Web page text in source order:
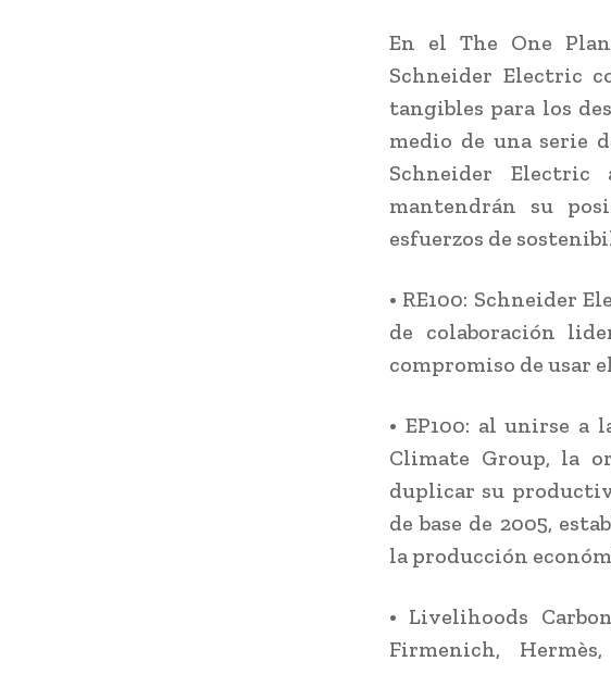
En el The One
Schneider Electric
tangibles para los
medio de una serie
Schneider Electric
mantendrán su
esfuerzos de
• RE100: Schneider
de colaboración
compromiso de usar
• EP100: al unirse a
Climate Group, la
duplicar su
de base de 2005,
la producción
• Livelihoods
Firmenich,